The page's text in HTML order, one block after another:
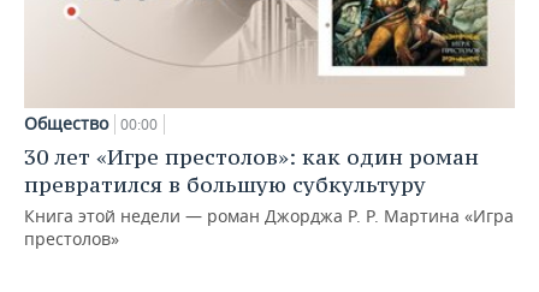
Общество 00:00
30 лет «Игре престолов»: как один роман
превратился в большую субкультуру
Книга этой недели — роман Джорджа Р. Р. Мартина «Игра
престолов»